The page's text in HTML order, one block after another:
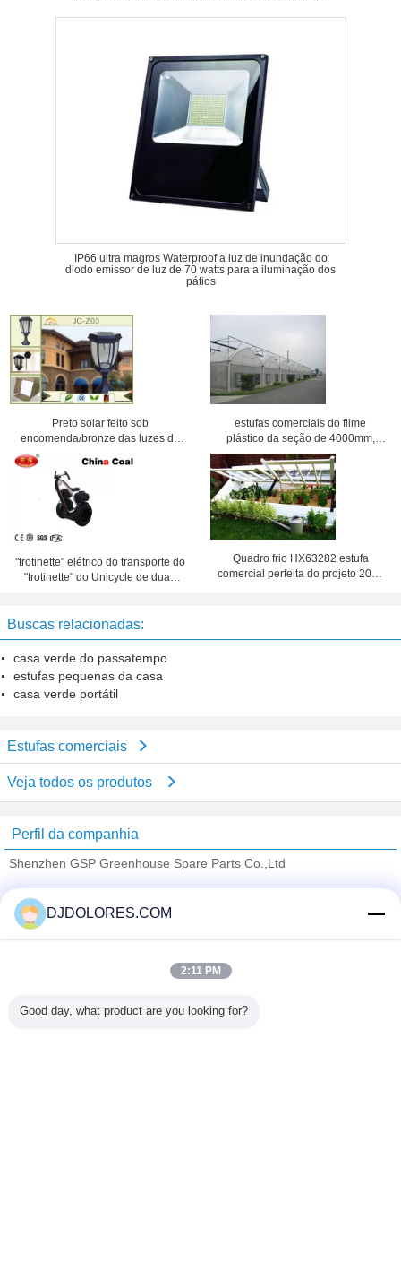
IP66 ultra magros Waterproof a luz de inundação do
diodo emissor de luz de 70 watts para a iluminação dos
pátios
Preto solar feito sob
encomenda/bronze das luzes de
Westinghouse da paisagem
residencial exterior
estufas comerciais do filme
plástico da seção de 4000mm,
período de 8000mm
"trotinette" elétrico do transporte do
"trotinette" do Unicycle de duas
Quadro frio HX63282 estufa
comercial perfeita do projeto 2012
Buscas relacionadas:
casa verde do passatempo
estufas pequenas da casa
casa verde portátil
Estufas comerciais
Veja todos os produtos
Perfil da companhia
Shenzhen GSP Greenhouse Spare Parts Co.,Ltd
Trust Seal
Verified Suplier
Todos os Produtos
DJDOLORES.COM
2:11 PM
Good day, what product are you looking for?